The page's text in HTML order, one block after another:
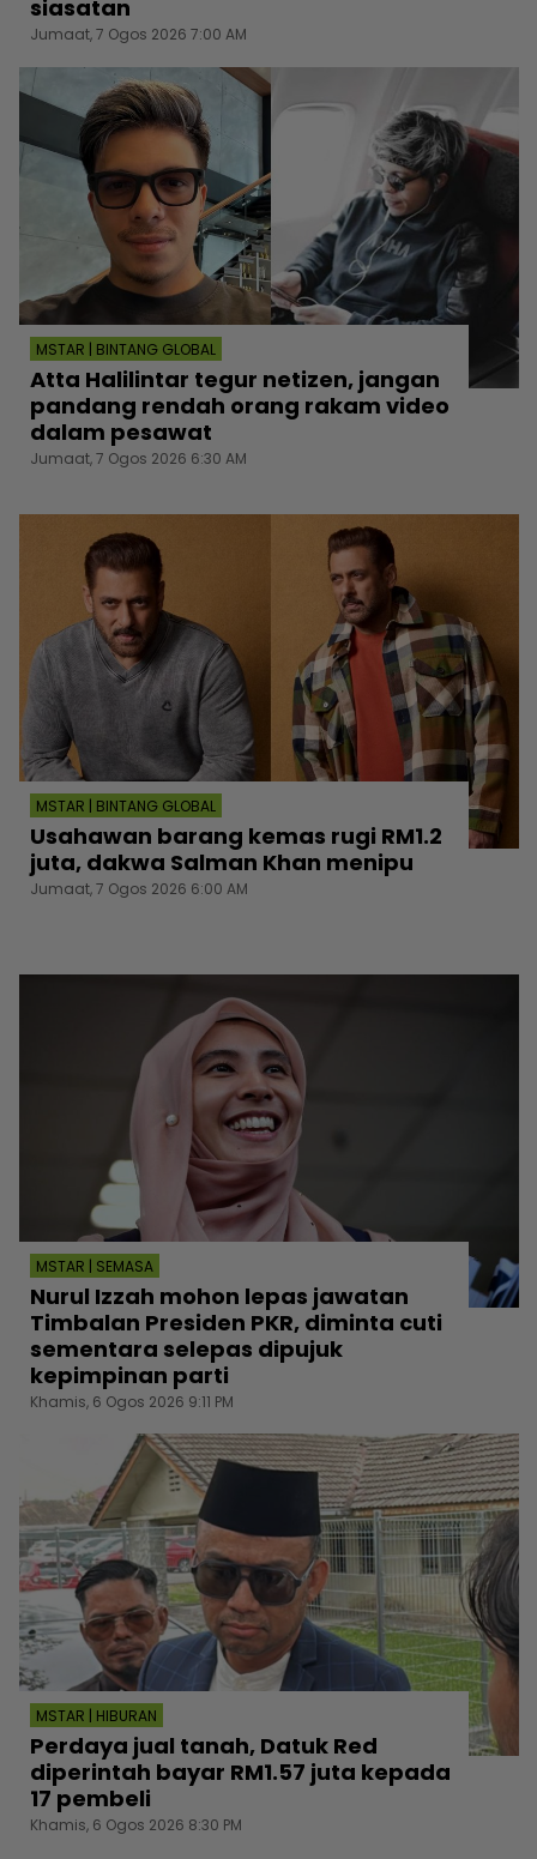
siasatan
Jumaat, 7 Ogos 2026 7:00 AM
MSTAR | BINTANG GLOBAL
Atta Halilintar tegur netizen, jangan
pandang rendah orang rakam video
dalam pesawat
Jumaat, 7 Ogos 2026 6:30 AM
MSTAR | BINTANG GLOBAL
Usahawan barang kemas rugi RM1.2
juta, dakwa Salman Khan menipu
Jumaat, 7 Ogos 2026 6:00 AM
MSTAR | SEMASA
Nurul Izzah mohon lepas jawatan
Timbalan Presiden PKR, diminta cuti
sementara selepas dipujuk
kepimpinan parti
Khamis, 6 Ogos 2026 9:11 PM
MSTAR | HIBURAN
Perdaya jual tanah, Datuk Red
diperintah bayar RM1.57 juta kepada
17 pembeli
Khamis, 6 Ogos 2026 8:30 PM